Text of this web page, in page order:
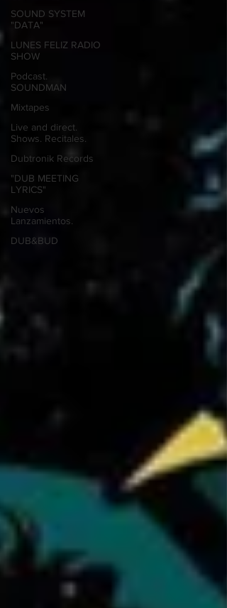
SOUND SYSTEM
"DATA"
LUNES FELIZ RADIO
SHOW
Podcast.
SOUNDMAN
Mixtapes
Live and direct.
Shows. Recitales.
Dubtronik Records
"DUB MEETING
LYRICS"
Nuevos
Lanzamientos.
DUB&BUD